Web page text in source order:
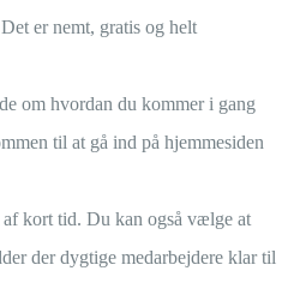
er nemt, gratis og helt
om hvordan du kommer i gang
til at gå ind på hjemmesiden
kort tid. Du kan også vælge at
der dygtige medarbejdere klar til